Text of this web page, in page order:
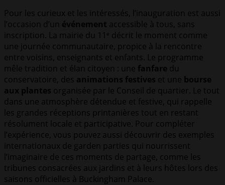
Pour les curieux et les intéressés, l’inauguration est aussi
l’occasion d’un événement accessible à tous, sans
inscription. La mairie du 11ᵉ décrit le moment comme
une journée communautaire, propice à la rencontre
entre voisins, enseignants et enfants. Le programme
mêle tradition et élan citoyen : une fanfare du
conservatoire, des animations festives et une bourse
aux plantes organisée par le Conseil de quartier. Le tout
dans une atmosphère détendue et festive, qui rappelle
les grandes réceptions printanières tout en restant
résolument locale et participative. Pour compléter
l’expérience, vous pouvez aussi découvrir des exemples
internationaux de garden parties qui nourrissent
l’imaginaire de ces moments de partage, comme les
tribunes consacrées aux jardins et à leurs hôtes lors des
saisons officielles à Buckingham Palace.